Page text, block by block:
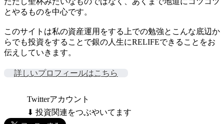
とやるものを中心です。
このサイトは私の資産運用をする上での勉強とこんな底辺か
らでも投資をすることで銀の人生にRELIFEできることをお
伝えしていきます。
詳しいプロフィールはこちら
Twitterアカウント
⬇ 投資関連をつぶやいてます